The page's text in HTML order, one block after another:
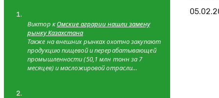
Виктор кОмские аграрии нашли замену
рынку Казахстана
Также на внешних рынках охотно закупают
продукцию пищевой и перерабатывающей
промышленности (50,1 млн тонн за 7
месяцев) и масложировой отрасли…